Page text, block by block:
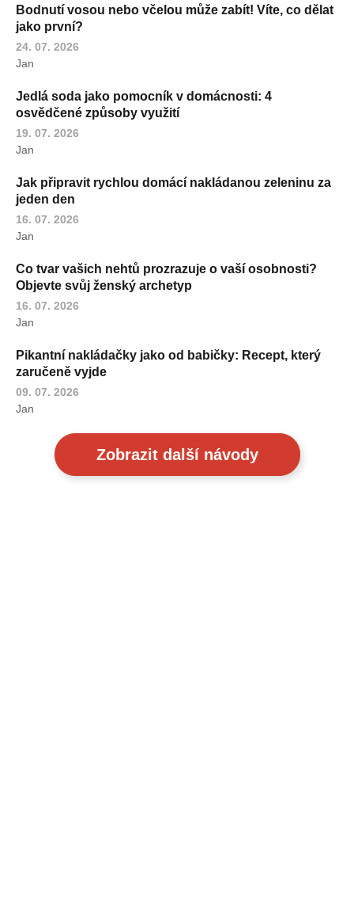
Bodnutí vosou nebo včelou může zabít! Víte, co dělat
jako první?
24. 07. 2026
Jan
Jedlá soda jako pomocník v domácnosti: 4
osvědčené způsoby využití
19. 07. 2026
Jan
Jak připravit rychlou domácí nakládanou zeleninu za
jeden den
16. 07. 2026
Jan
Co tvar vašich nehtů prozrazuje o vaší osobnosti?
Objevte svůj ženský archetyp
16. 07. 2026
Jan
Pikantní nakládačky jako od babičky: Recept, který
zaručeně vyjde
09. 07. 2026
Jan
Zobrazit další návody